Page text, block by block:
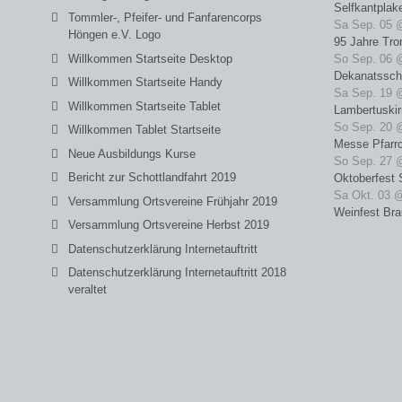
Tommler-, Pfeifer- und Fanfarencorps
Höngen e.V. Logo
Willkommen Startseite Desktop
Willkommen Startseite Handy
Willkommen Startseite Tablet
Willkommen Tablet Startseite
Neue Ausbildungs Kurse
Bericht zur Schottlandfahrt 2019
Versammlung Ortsvereine Frühjahr 2019
Versammlung Ortsvereine Herbst 2019
Datenschutzerklärung Internetauftritt
Datenschutzerklärung Internetauftritt 2018
veraltet
Sa Sep. 05
95 Jahre
So Sep. 06
Sa Sep. 19
So Sep. 20
Messe
So Sep. 27
Oktoberfest
Sa Okt. 03
Weinfest